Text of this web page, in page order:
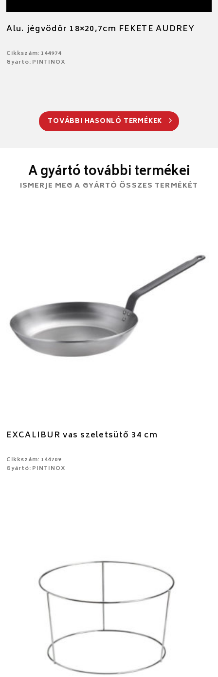
Alu. jégvödör 18×20,7cm FEKETE AUDREY
Cikkszám: 144974
Gyártó: PINTINOX
TOVÁBBI HASONLÓ TERMÉKEK
A gyártó további termékei
ISMERJE MEG A GYÁRTÓ ÖSSZES TERMÉKÉT
EXCALIBUR vas szeletsütő 34 cm
Cikkszám: 144709
Gyártó: PINTINOX